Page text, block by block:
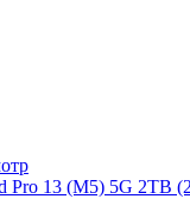
Pro 13 (M5) 5G 2TB